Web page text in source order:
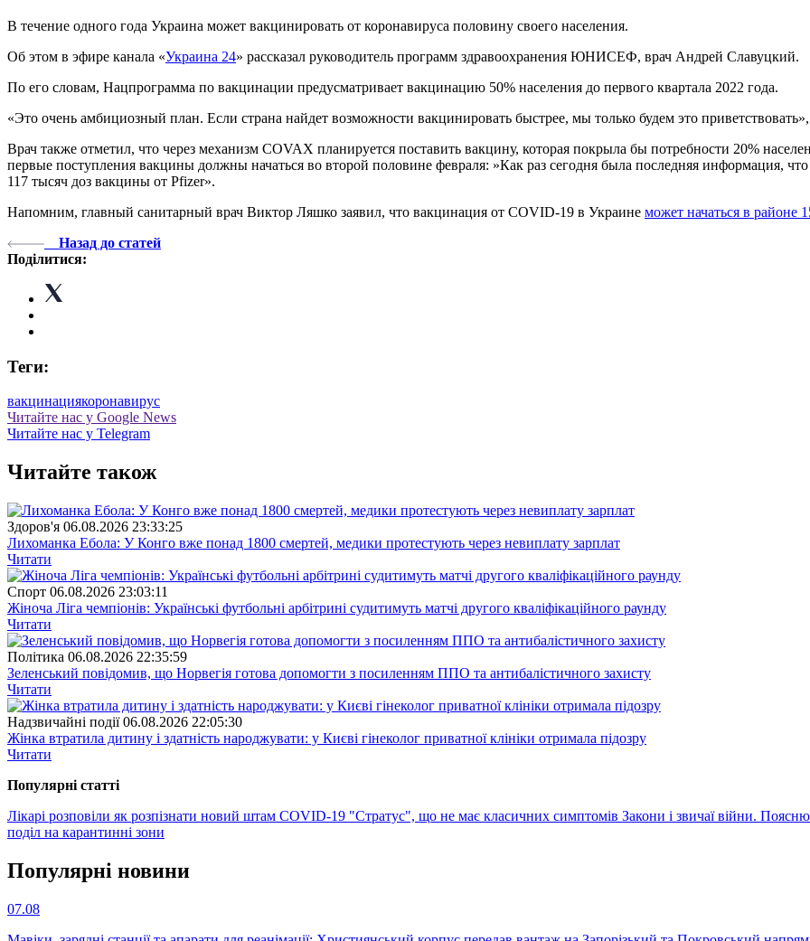
В течение одного года Украина может вакцинировать от коронавируса половину своего населения.
Об этом в эфире канала «Украина 24» рассказал руководитель программ здравоохранения ЮНИСЕФ, врач Андрей Славуцкий.
По его словам, Нацпрограмма по вакцинации предусматривает вакцинацию 50% населения до первого квартала 2022 года.
«Это очень амбициозный план. Если страна найдет возможности вакцинировать быстрее, мы только будем это приветствовать»,
Врач также отметил, что через механизм COVAX планируется поставить вакцину, которая покрыла бы потребности 20%
первые поступления вакцины должны начаться во второй половине февраля: »Как раз сегодня была последняя информация,
117 тысяч доз вакцины от Pfizer».
Напомним, главный санитарный врач Виктор Ляшко заявил, что вакцинация от COVID-19 в Украине может начаться в районе
Назад до статей
Поділитися:
Теги:
вакцинациякоронавирус
Читайте нас у Google News
Читайте нас у Telegram
Читайте також
Здоров'я 06.08.2026 23:33:25
Лихоманка Ебола: У Конго вже понад 1800 смертей, медики протестують через невиплату зарплат
Читати
Спорт 06.08.2026 23:03:11
Жіноча Ліга чемпіонів: Українські футбольні арбітрині судитимуть матчі другого кваліфікаційного раунду
Читати
Полiтика 06.08.2026 22:35:59
Зеленський повідомив, що Норвегія готова допомогти з посиленням ППО та антибалістичного захисту
Читати
Надзвичайні події 06.08.2026 22:05:30
Жінка втратила дитину і здатність народжувати: у Києві гінеколог приватної клініки отримала підозру
Читати
Популярнi статтi
Лікарі розповіли як розпізнати новий штам COVID-19 "Стратус", що не має класичних симптомів Закони і звичаї війни.
поділ на карантинні зони
Популярнi новини
07.08